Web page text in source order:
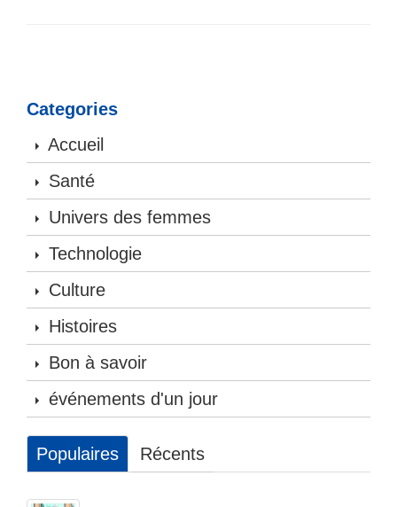
Categories
Accueil
Santé
Univers des femmes
Technologie
Culture
Histoires
Bon à savoir
événements d'un jour
Populaires Récents